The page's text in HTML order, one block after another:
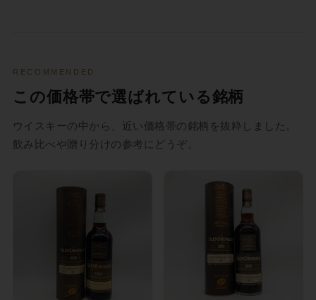
RECOMMENDED
この価格帯で選ばれている銘柄
ウイスキーの中から、近い価格帯の銘柄を抜粋しました。
飲み比べや贈り分けの参考にどうぞ。